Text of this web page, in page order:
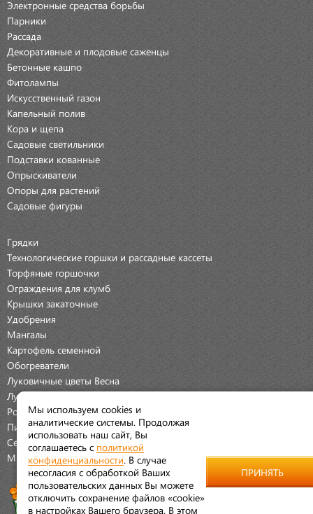
Электронные средства борьбы
Парники
Рассада
Декоративные и плодовые саженцы
Бетонные кашпо
Фитолампы
Искусственный газон
Капельный полив
Кора и щепа
Садовые светильники
Подставки кованные
Опрыскиватели
Опоры для растений
Садовые фигуры
Грядки
Технологические горшки и рассадные кассеты
Торфяные горшочки
Ограждения для клумб
Крышки закаточные
Удобрения
Мангалы
Картофель семенной
Обогреватели
Луковичные цветы Весна
Луковичные цветы Осень
Розы
Пионы
Семена Овощей
Мраморная крошка
Мы используем cookies и
аналитические системы. Продолжая
использовать наш сайт, Вы
соглашаетесь с политикой
конфиденциальности . В случае
несогласия с обработкой Ваших
пользовательских данных Вы можете
отключить сохранение файлов «cookie»
в настройках Вашего браузера. В этом
ПРИНЯТЬ